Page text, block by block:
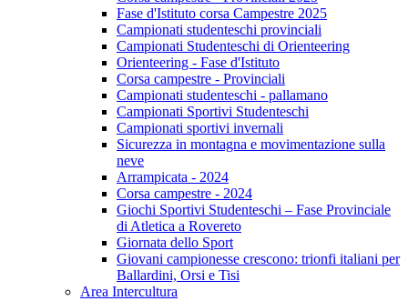
Fase d'Istituto corsa Campestre 2025
Campionati studenteschi provinciali
Campionati Studenteschi di Orienteering
Orienteering - Fase d'Istituto
Corsa campestre - Provinciali
Campionati studenteschi - pallamano
Campionati Sportivi Studenteschi
Campionati sportivi invernali
Sicurezza in montagna e movimentazione sulla
neve
Arrampicata - 2024
Corsa campestre - 2024
Giochi Sportivi Studenteschi – Fase Provinciale
di Atletica a Rovereto
Giornata dello Sport
Giovani campionesse crescono: trionfi italiani per
Ballardini, Orsi e Tisi
Area Intercultura